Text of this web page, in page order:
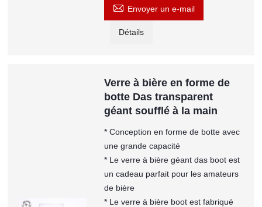
 Envoyer un e-mail
Détails
Verre à bière en forme de
botte Das transparent
géant soufflé à la main
* Conception en forme de botte avec
une grande capacité
* Le verre à bière géant das boot est
un cadeau parfait pour les amateurs
de bière
* Le verre à bière boot est fabriqué